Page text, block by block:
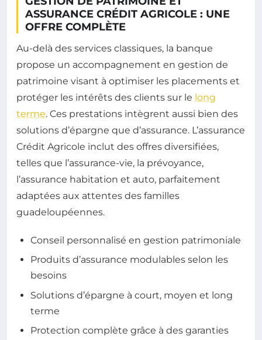
ASSURANCE CRÉDIT AGRICOLE : UNE
OFFRE COMPLÈTE
Au-delà des services classiques, la banque
propose un accompagnement en gestion de
patrimoine visant à optimiser les placements et
protéger les intérêts des clients sur le long
terme. Ces prestations intègrent aussi bien des
solutions d’épargne que d’assurance. L’assurance
Crédit Agricole inclut des offres diversifiées,
telles que l’assurance-vie, la prévoyance,
l’assurance habitation et auto, parfaitement
adaptées aux attentes des familles
guadeloupéennes.
Conseil personnalisé en gestion patrimoniale
Produits d’assurance modulables selon les
besoins
Solutions d’épargne à court, moyen et long
terme
Protection complète grâce à des garanties